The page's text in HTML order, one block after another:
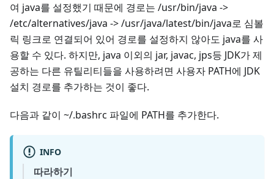
여 java를 설정했기 때문에 경로는 /usr/bin/java ->
/etc/alternatives/java -> /usr/java/latest/bin/java로 심볼
릭 링크로 연결되어 있어 경로를 설정하지 않아도 java를 사
용할 수 있다. 하지만, java 이외의 jar, javac, jps등 JDK가 제
공하는 다른 유틸리티들을 사용하려면 사용자 PATH에 JDK
설치 경로를 추가하는 것이 좋다.
다음과 같이 ~/.bashrc 파일에 PATH를 추가한다.
INFO
따라하기